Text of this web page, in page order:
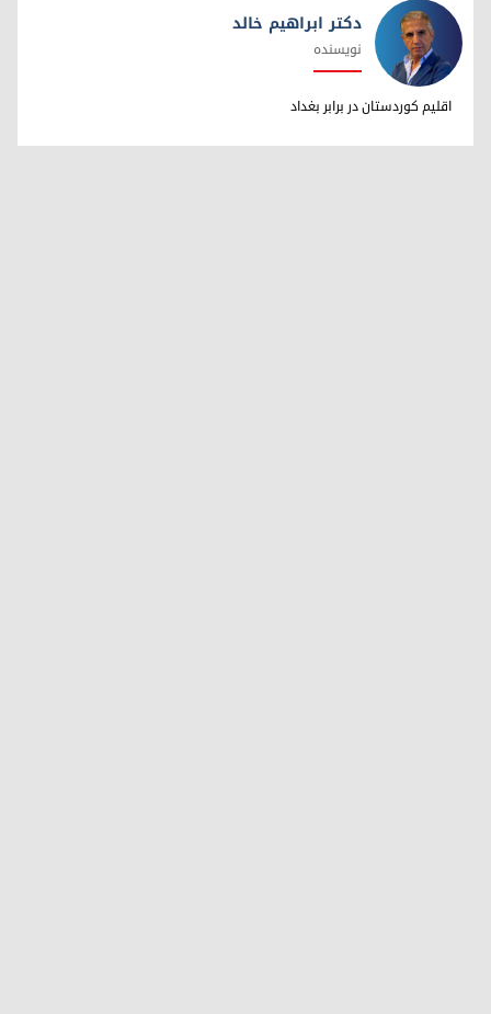
دکتر ابراهیم خالد
دکتر ابراهیم خالد
نویسنده
اقلیم کوردستان در برابر بغداد